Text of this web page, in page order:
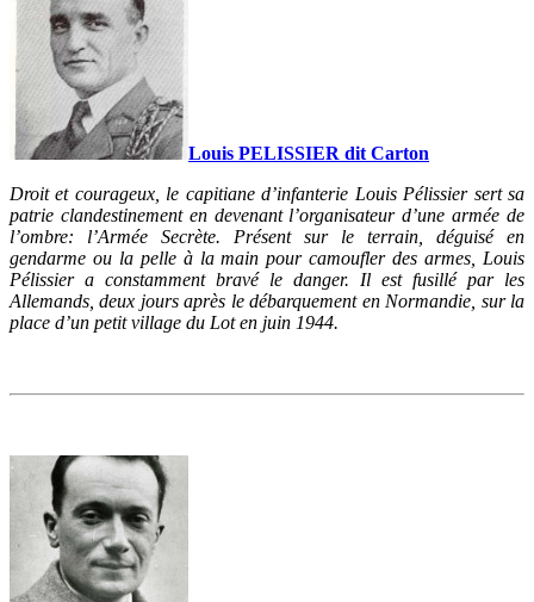
Louis PELISSIER dit Carton
Droit et courageux, le capitiane d’infanterie Louis Pélissier sert sa
patrie clandestinement en devenant l’organisateur d’une armée de
l’ombre: l’Armée Secrète. Présent sur le terrain, déguisé en
gendarme ou la pelle à la main pour camoufler des armes, Louis
Pélissier a constamment bravé le danger. Il est fusillé par les
Allemands, deux jours après le débarquement en Normandie, sur la
place d’un petit village du Lot en juin 1944.